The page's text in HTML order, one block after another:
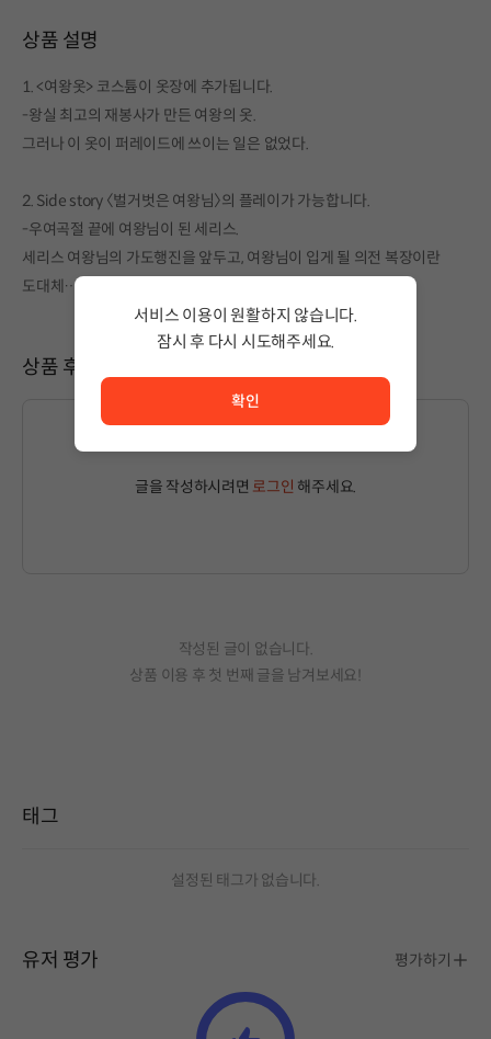
상품 설명
1. <여왕옷> 코스튬이 옷장에 추가됩니다.
-왕실 최고의 재봉사가 만든 여왕의 옷.
그러나 이 옷이 퍼레이드에 쓰이는 일은 없었다.
2. Side story 〈벌거벗은 여왕님〉의 플레이가 가능합니다.
-우여곡절 끝에 여왕님이 된 세리스.
세리스 여왕님의 가도행진을 앞두고, 여왕님이 입게 될 의전 복장이란
도대체…?!
상품 후기
글을 작성하시려면 로그인 해주세요.
작성된 글이 없습니다.
상품 이용 후 첫 번째 글을 남겨보세요!
태그
설정된 태그가 없습니다.
유저 평가 평가하기
서비스 이용이 원활하지 않습니다.
잠시 후 다시 시도해주세요.
확인